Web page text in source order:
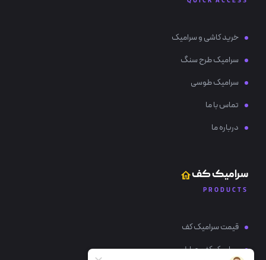
خرید کاشی و سرامیک
سرامیک طرح سنگ
سرامیک طوسی
تماس با ما
درباره ما
سرامیک کف
PRODUCTS
قیمت سرامیک کف
سرامیک کف حیاط